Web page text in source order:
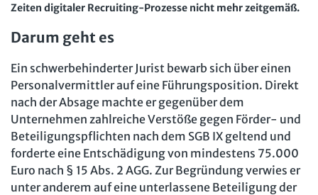
Soziale Sicherheit
Zeiten digitaler Recruiting-Prozesse nicht mehr zeitgemäß.
Darum geht es
Ein schwerbehinderter Jurist bewarb sich über einen
Personalvermittler auf eine Führungsposition. Direkt
nach der Absage machte er gegenüber dem
Unternehmen zahlreiche Verstöße gegen Förder- und
Beteiligungspflichten nach dem SGB IX geltend und
forderte eine Entschädigung von mindestens 75.000
Euro nach § 15 Abs. 2 AGG. Zur Begründung verwies er
unter anderem auf eine unterlassene Beteiligung der